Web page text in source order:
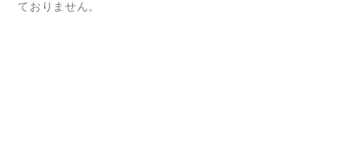
ておりません。